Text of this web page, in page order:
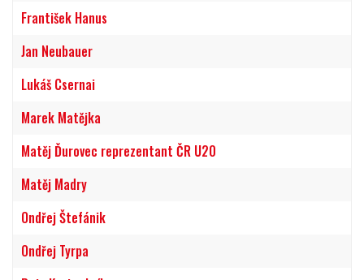
František Hanus
Jan Neubauer
Lukáš Csernai
Marek Matějka
Matěj Ďurovec reprezentant ČR U20
Matěj Madry
Ondřej Štefánik
Ondřej Tyrpa